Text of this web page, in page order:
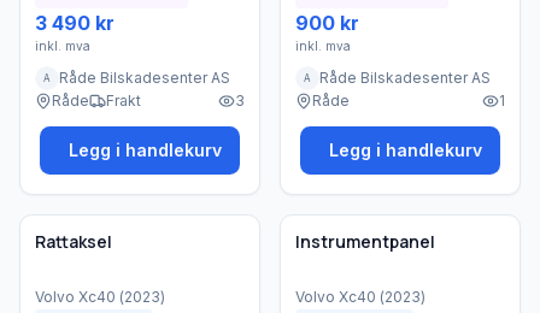
3 490 kr
inkl. mva
A
Råde Bilskadesenter AS
Råde
Frakt 3
Legg i handlekurv
900 kr
inkl. mva
A
Råde Bilskadesenter AS
Råde
1
Legg i handlekurv
Brukt - god tilstand
Bedrift
Rattaksel
Volvo Xc40 (2023)
Brukt - god tilstand
Bedrift
Instrumentpanel
Volvo Xc40 (2023)